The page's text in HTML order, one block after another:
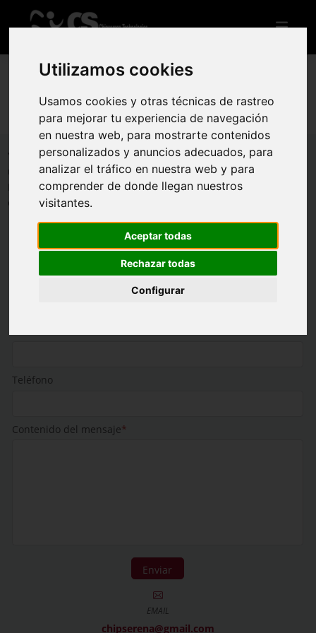
Utilizamos cookies
Usamos cookies y otras técnicas de rastreo
para mejorar tu experiencia de navegación
en nuestra web, para mostrarte contenidos
personalizados y anuncios adecuados, para
analizar el tráfico en nuestra web y para
comprender de donde llegan nuestros
visitantes.
Aceptar todas
Rechazar todas
Configurar
CONTACTA CON NOSOTROS
Ya sean dudas, quejas, felicitaciones o cualquier otro asunto,
utiliza este formulario para ponerte en contacto con nosotros.
Por favor, asegúrate de que la dirección de correo introducida
es correcta.
Teléfono
Contenido del mensaje*
Enviar
EMAIL
chipserena@gmail.com